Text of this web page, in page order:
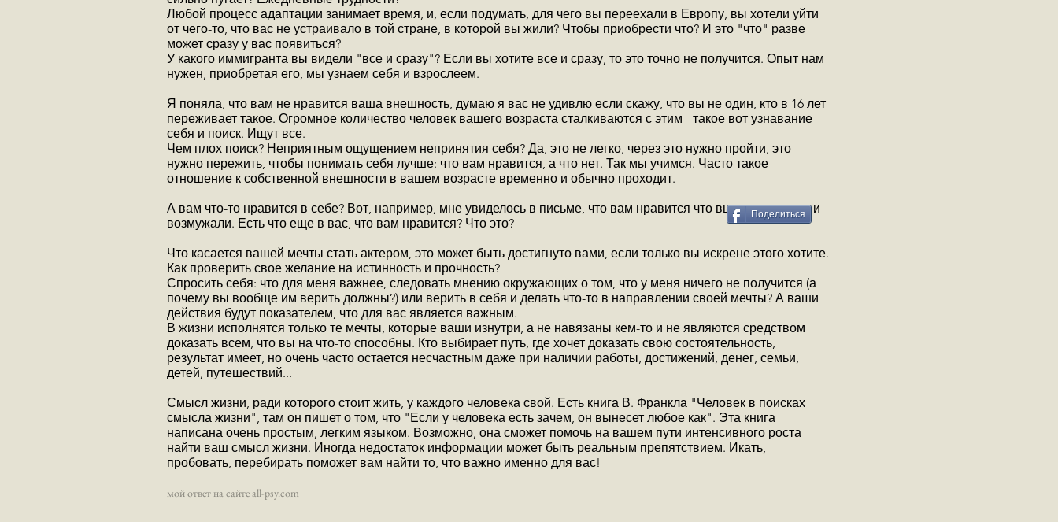
Любой процесс адаптации занимает время, и, если подумать, для чего вы переехали в Европу, вы хотели уйти
от чего-то, что вас не устраивало в той стране, в которой вы жили? Чтобы приобрести что? И это "что" разве
может сразу у вас появиться?
У какого иммигранта вы видели "все и сразу"? Если вы хотите все и сразу, то это точно не получится. Опыт нам
нужен, приобретая его, мы узнаем себя и взрослеем.
Я поняла, что вам не нравится ваша внешность, думаю я вас не удивлю если скажу, что вы не один, кто в 16 лет
переживает такое. Огромное количество человек вашего возраста сталкиваются с этим - такое вот узнавание
себя и поиск. Ищут все.
Чем плох поиск? Неприятным ощущением непринятия себя? Да, это не легко, через это нужно пройти, это
нужно пережить, чтобы понимать себя лучше: что вам нравится, а что нет. Так мы учимся. Часто такое
отношение к собственной внешности в вашем возрасте временно и обычно проходит.
А вам что-то нравится в себе? Вот, например, мне увиделось в письме, что вам нравится что вы повзрослели и
возмужали. Есть что еще в вас, что вам нравится? Что это?
Что касается вашей мечты стать актером, это может быть достигнуто вами, если только вы искрене этого хотите.
Как проверить свое желание на истинность и прочность?
Спросить себя: что для меня важнее, следовать мнению окружающих о том, что у меня ничего не получится (а
почему вы вообще им верить должны?) или верить в себя и делать что-то в направлении своей мечты? А ваши
действия будут показателем, что для вас является важным.
В жизни исполнятся только те мечты, которые ваши изнутри, а не навязаны кем-то и не являются средством
доказать всем, что вы на что-то способны. Кто выбирает путь, где хочет доказать свою состоятельность,
результат имеет, но очень часто остается несчастным даже при наличии работы, достижений, денег, семьи,
детей, путешествий...
Смысл жизни, ради которого стоит жить, у каждого человека свой. Есть книга В. Франкла "Человек в поисках
смысла жизни", там он пишет о том, что "Если у человека есть зачем, он вынесет любое как". Эта книга
написана очень простым, легким языком. Возможно, она сможет помочь на вашем пути интенсивного роста
найти ваш смысл жизни. Иногда недостаток информации может быть реальным препятствием. Икать,
пробовать, перебирать поможет вам найти то, что важно именно для вас!
мой ответ на сайтеall-psy.com
Поделиться